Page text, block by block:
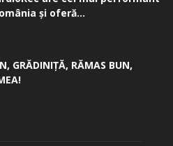
și oferă...
GRĂDINIŢĂ, ­RĂMAS BUN,